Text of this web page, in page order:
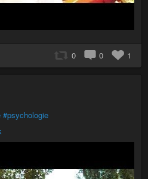
0 0 1
#psychologie